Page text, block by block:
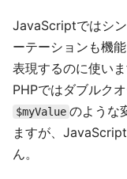
JavaScriptではシ
ーテーションも機
表現するのに使いま
PHPではダブルク
$myValue のような
ますが、
ん。